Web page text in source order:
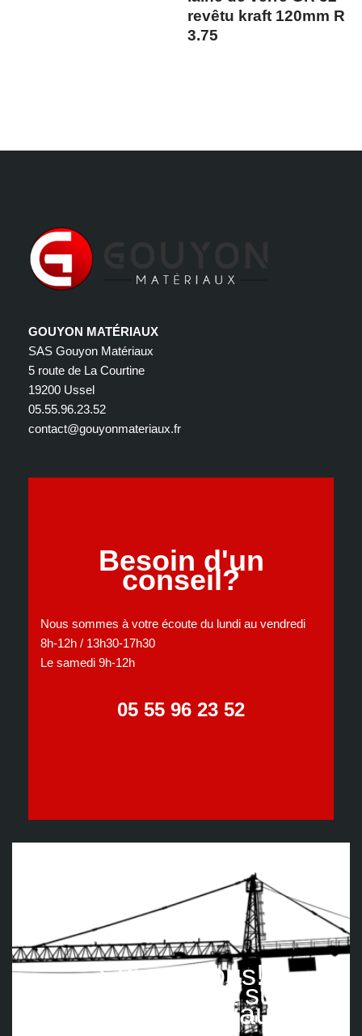
revêtu kraft 120mm R
3.75
GOUYON MATÉRIAUX
SAS Gouyon Matériaux
5 route de La Courtine
19200 Ussel
05.55.96.23.52
contact@gouyonmateriaux.fr
Besoin d'un
conseil?
Nous sommes à votre écoute du lundi au vendredi
8h-12h / 13h30-17h30
Le samedi 9h-12h
05 55 96 23 52
Suivez nous!
Retrouvez-nous sur les
réseaux sociaux